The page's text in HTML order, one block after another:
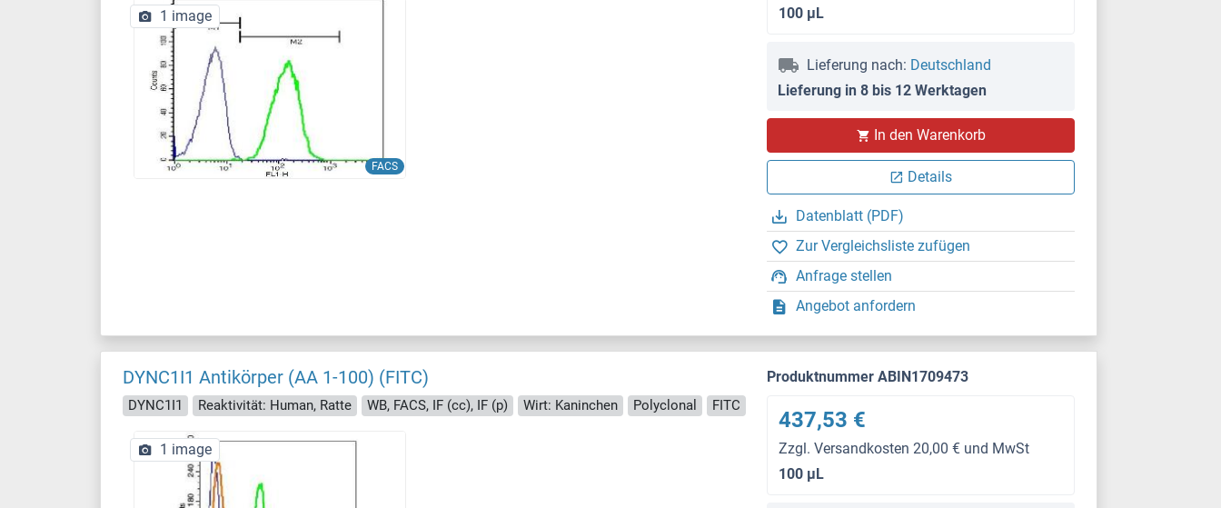
FACS
1 image
100 μL
Lieferung nach: Deutschland
Lieferung in 8 bis 12 Werktagen
In den Warenkorb
Details
Datenblatt (PDF)
Zur Vergleichsliste zufügen
Anfrage stellen
Angebot anfordern
DYNC1I1 Antikörper (AA 1-100) (FITC)
DYNC1I1 Reaktivität: Human, Ratte WB, FACS, IF (cc), IF (p) Wirt: Kaninchen Polyclonal FITC
1 image
Produktnummer ABIN1709473
437,53 €
Zzgl. Versandkosten 20,00 € und MwSt
100 μL